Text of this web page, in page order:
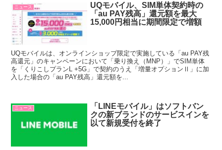
ニュース
UQモバイル、SIM単体契約時の
「au PAY残高」還元額を最大
15,000円相当に期間限定で増額
UQモバイルは、オンラインショップ限定で実施している「au PAY残
高還元」のキャンペーンにおいて「乗り換え（MNP）」でSIM単体
を「くりこしプランL +5G」で契約のうえ「増量オプションⅡ」に加
入した場合の「au PAY残高」還元額を...
ニュース
「LINEモバイル」はソフトバン
クの新ブランドのサービスインを
以て新規受付を終了